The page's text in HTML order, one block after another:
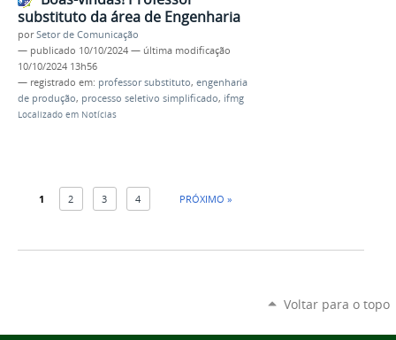
substituto da área de Engenharia
porSetor de Comunicação
— publicado 10/10/2024 — última modificação
10/10/2024 13h56
— registrado em: professor substituto, engenharia
de produção, processo seletivo simplificado, ifmg
Localizado em Notícias
1 2 3 4 PRÓXIMO »
Voltar para o topo